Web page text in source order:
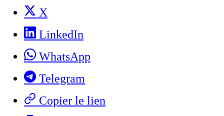
X
LinkedIn
WhatsApp
Telegram
Copier le lien